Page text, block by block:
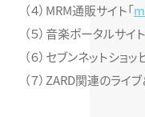
（４）MRM通販サイト「
（５）音楽ポータルサイ
（６）セブンネットショッ
（７）ZARD関連のライ